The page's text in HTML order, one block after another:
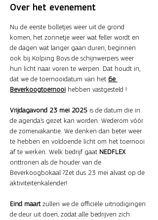
Over het evenement
Nu de eerste bolletjes weer uit de grond
komen, het zonnetje weer wat feller wordt en
de dagen wat langer gaan duren, beginnen
ook bij Kolping Boys de schijnwerpers weer
hun licht naar voren te werpen. Dat houdt in,
dat we de toernooidatum van het 6e
Beverkoogtoernooi hebben vastgesteld !
Vrijdagavond 23 mei 2025 is de datum die in
de agenda’s gezet kan worden. Wederom vóór
de zomervakantie. We denken dan beter weer
te hebben en voldoende licht om het toernooi
af te werken. Welk bedrijf gaat NEDFLEX
onttronen als de houder van de
Beverkoogbokaal ?Zet dus 23 mei alvast op de
aktiviteitenkalender!
Eind maart zullen we de officiële uitnodigingen
de deur uit doen, zodat alle bedrijven zich